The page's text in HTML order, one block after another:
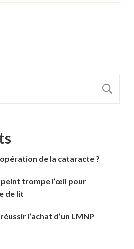
de la cataracte ?
trompe l’œil pour
de lit
l’achat d’un LMNP